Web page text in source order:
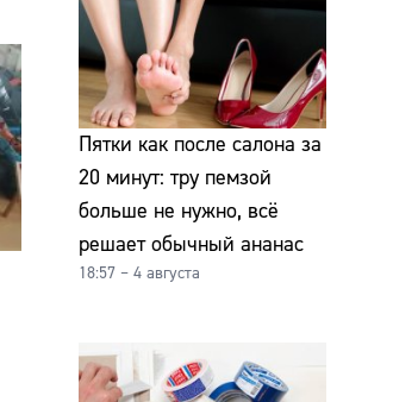
Пятки как после салона за
20 минут: тру пемзой
больше не нужно, всё
решает обычный ананас
18:57 – 4 августа